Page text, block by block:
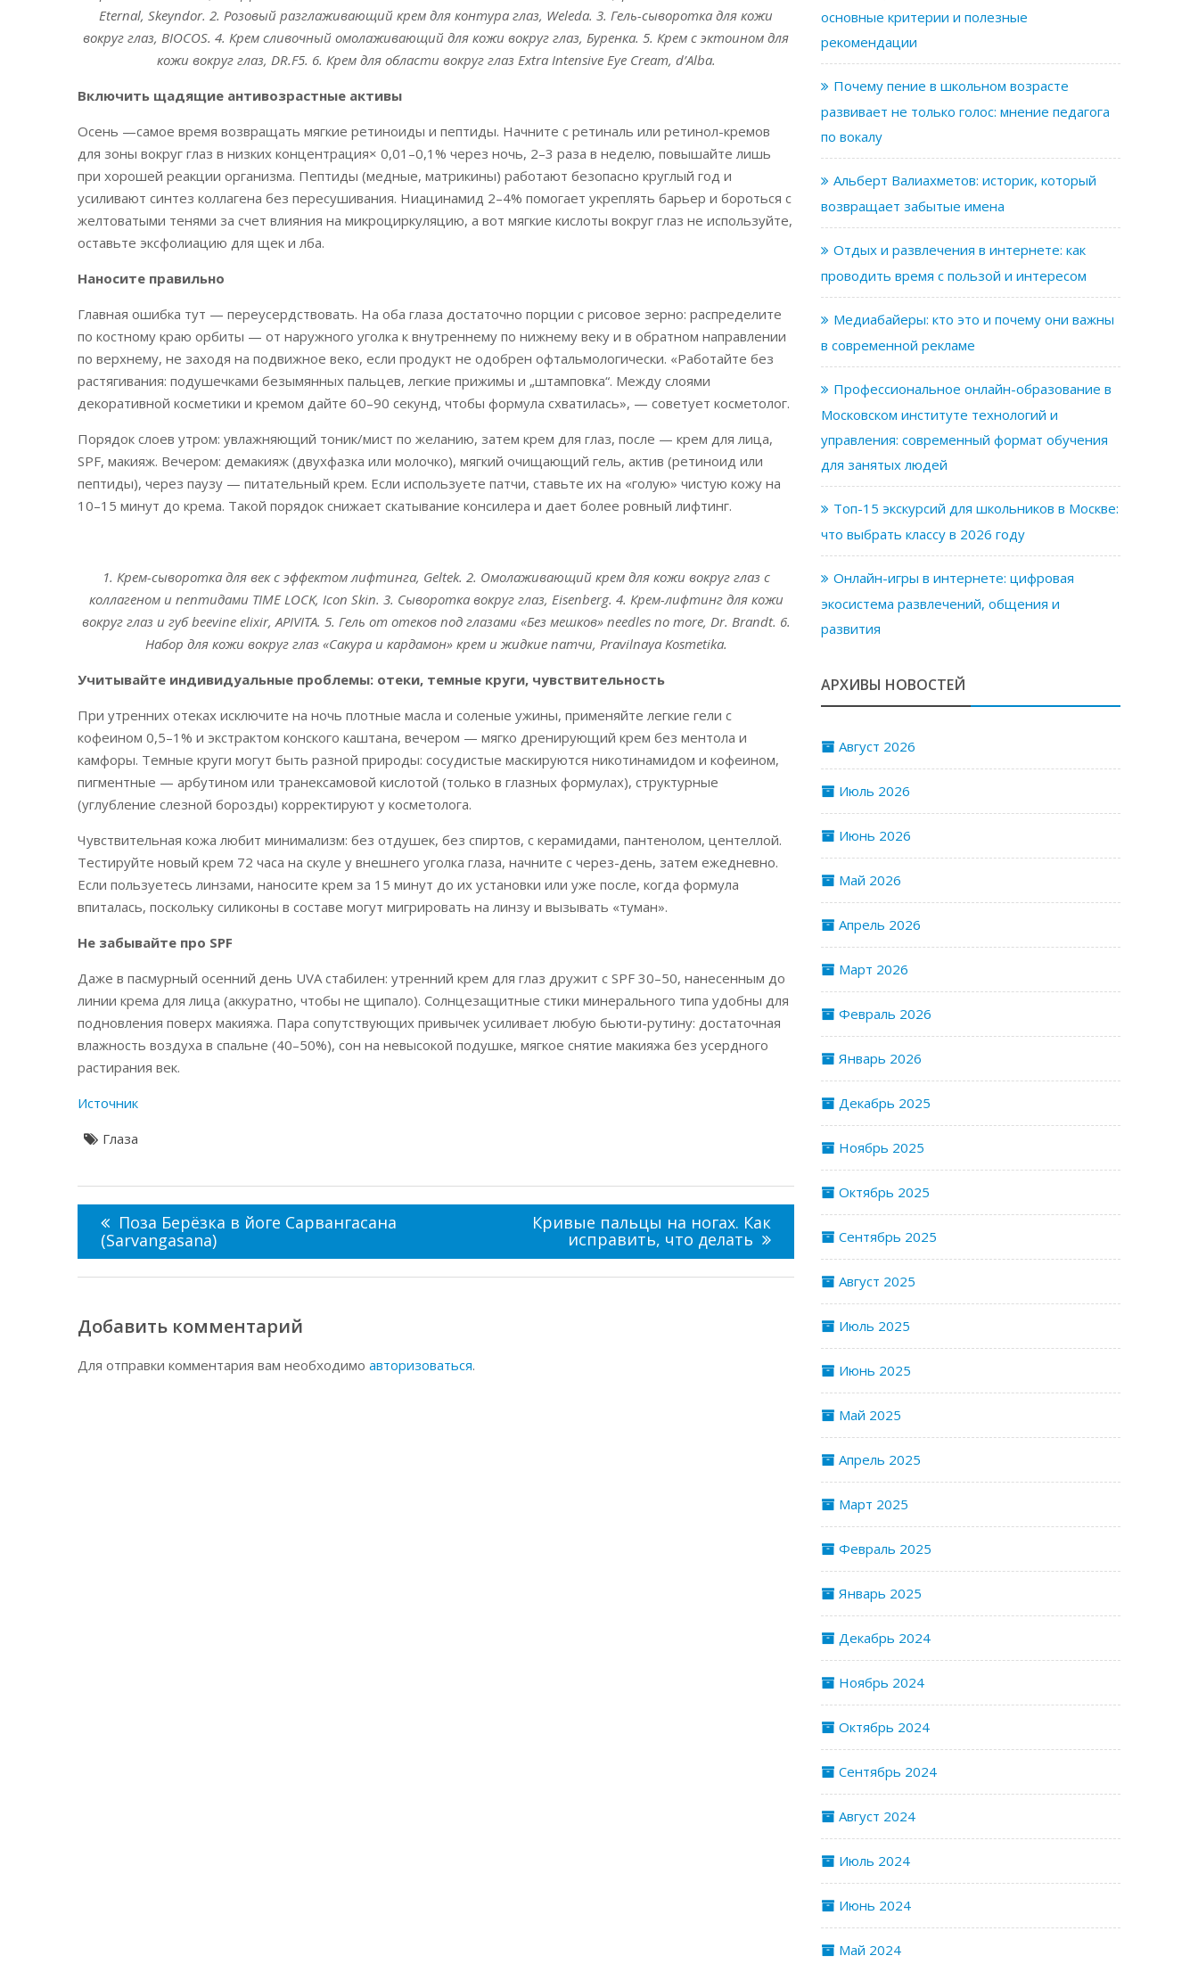
Eternal, Skeyndor. 2. Розовый разглаживающий крем для контура глаз, Weleda. 3. Гель-сыворотка для кожи
вокруг глаз, BIOCOS. 4. Крем сливочный омолаживающий для кожи вокруг глаз, Буренка. 5. Крем с эктоином для
кожи вокруг глаз, DR.F5. 6. Крем для области вокруг глаз Extra Intensive Eye Cream, d’Alba.
Включить щадящие антивозрастные активы
Осень —самое время возвращать мягкие ретиноиды и пептиды. Начните с ретиналь или ретинол-кремов
для зоны вокруг глаз в низких концентрация× 0,01–0,1% через ночь, 2–3 раза в неделю, повышайте лишь
при хорошей реакции организма. Пептиды (медные, матрикины) работают безопасно круглый год и
усиливают синтез коллагена без пересушивания. Ниацинамид 2–4% помогает укреплять барьер и бороться с
желтоватыми тенями за счет влияния на микроциркуляцию, а вот мягкие кислоты вокруг глаз не используйте,
оставьте эксфолиацию для щек и лба.
Наносите правильно
Главная ошибка тут — переусердствовать. На оба глаза достаточно порции с рисовое зерно: распределите
по костному краю орбиты — от наружного уголка к внутреннему по нижнему веку и в обратном направлении
по верхнему, не заходя на подвижное веко, если продукт не одобрен офтальмологически. «Работайте без
растягивания: подушечками безымянных пальцев, легкие прижимы и „штамповка“. Между слоями
декоративной косметики и кремом дайте 60–90 секунд, чтобы формула схватилась», — советует косметолог.
Порядок слоев утром: увлажняющий тоник/мист по желанию, затем крем для глаз, после — крем для лица,
SPF, макияж. Вечером: демакияж (двухфазка или молочко), мягкий очищающий гель, актив (ретиноид или
пептиды), через паузу — питательный крем. Если используете патчи, ставьте их на «голую» чистую кожу на
10–15 минут до крема. Такой порядок снижает скатывание консилера и дает более ровный лифтинг.
1. Крем-сыворотка для век с эффектом лифтинга, Geltek. 2. Омолаживающий крем для кожи вокруг глаз с
коллагеном и пептидами TIME LOCK, Icon Skin. 3. Сыворотка вокруг глаз, Eisenberg. 4. Крем-лифтинг для кожи
вокруг глаз и губ beevine elixir, APIVITA. 5. Гель от отеков под глазами «Без мешков» needles no more, Dr. Brandt. 6.
Набор для кожи вокруг глаз «Сакура и кардамон» крем и жидкие патчи, Pravilnaya Kosmetika.
Учитывайте индивидуальные проблемы: отеки, темные круги, чувствительность
При утренних отеках исключите на ночь плотные масла и соленые ужины, применяйте легкие гели с
кофеином 0,5–1% и экстрактом конского каштана, вечером — мягко дренирующий крем без ментола и
камфоры. Темные круги могут быть разной природы: сосудистые маскируются никотинамидом и кофеином,
пигментные — арбутином или транексамовой кислотой (только в глазных формулах), структурные
(углубление слезной борозды) корректируют у косметолога.
Чувствительная кожа любит минимализм: без отдушек, без спиртов, с керамидами, пантенолом, центеллой.
Тестируйте новый крем 72 часа на скуле у внешнего уголка глаза, начните с через-день, затем ежедневно.
Если пользуетесь линзами, наносите крем за 15 минут до их установки или уже после, когда формула
впиталась, поскольку силиконы в составе могут мигрировать на линзу и вызывать «туман».
Не забывайте про SPF
Даже в пасмурный осенний день UVA стабилен: утренний крем для глаз дружит с SPF 30–50, нанесенным до
линии крема для лица (аккуратно, чтобы не щипало). Солнцезащитные стики минерального типа удобны для
подновления поверх макияжа. Пара сопутствующих привычек усиливает любую бьюти-рутину: достаточная
влажность воздуха в спальне (40–50%), сон на невысокой подушке, мягкое снятие макияжа без усердного
растирания век.
Источник
Глаза
Навигация
по
записям
Поза Берёзка в йоге Сарвангасана
(Sarvangasana)
Кривые пальцы на ногах. Как
исправить, что делать
Добавить комментарий
Для отправки комментария вам необходимо авторизоваться.
основные критерии и полезные
рекомендации
Почему пение в школьном возрасте
развивает не только голос: мнение педагога
по вокалу
Альберт Валиахметов: историк, который
возвращает забытые имена
Отдых и развлечения в интернете: как
проводить время с пользой и интересом
Медиабайеры: кто это и почему они важны
в современной рекламе
Профессиональное онлайн-образование в
Московском институте технологий и
управления: современный формат обучения
для занятых людей
Топ-15 экскурсий для школьников в Москве:
что выбрать классу в 2026 году
Онлайн-игры в интернете: цифровая
экосистема развлечений, общения и
развития
АРХИВЫ НОВОСТЕЙ
Август 2026
Июль 2026
Июнь 2026
Май 2026
Апрель 2026
Март 2026
Февраль 2026
Январь 2026
Декабрь 2025
Ноябрь 2025
Октябрь 2025
Сентябрь 2025
Август 2025
Июль 2025
Июнь 2025
Май 2025
Апрель 2025
Март 2025
Февраль 2025
Январь 2025
Декабрь 2024
Ноябрь 2024
Октябрь 2024
Сентябрь 2024
Август 2024
Июль 2024
Июнь 2024
Май 2024